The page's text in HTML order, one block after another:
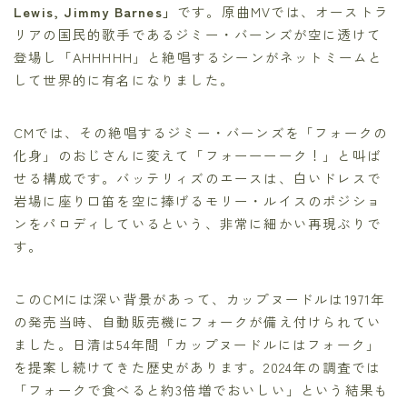
Lewis, Jimmy Barnes」 です。原曲MVでは、オーストラ
リアの国民的歌手であるジミー・バーンズが空に透けて
登場し「AHHHHH」と絶唱するシーンがネットミームと
して世界的に有名になりました。
CMでは、その絶唱するジミー・バーンズを「フォークの
化身」のおじさんに変えて「フォーーーーク！」と叫ば
せる構成です。バッテリィズのエースは、白いドレスで
岩場に座り口笛を空に捧げるモリー・ルイスのポジショ
ンをパロディしているという、非常に細かい再現ぶりで
す。
このCMには深い背景があって、カップヌードルは1971年
の発売当時、自動販売機にフォークが備え付けられてい
ました。日清は54年間「カップヌードルにはフォーク」
を提案し続けてきた歴史があります。2024年の調査では
「フォークで食べると約3倍増でおいしい」という結果も